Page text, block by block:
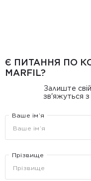
Є ПИТАННЯ ПО
MARFIL?
Залиште
зв'яжуться з
Ваше ім’я
Прізвище